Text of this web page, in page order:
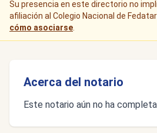
Su presencia en este directorio no
afiliación al Colegio Nacional de
cómo asociarse
Acerca del notario
Este notario aún no ha